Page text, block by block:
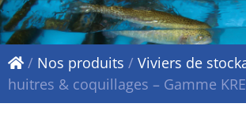
/ Nos produits / Viviers de
huitres & coquillages – Gamme